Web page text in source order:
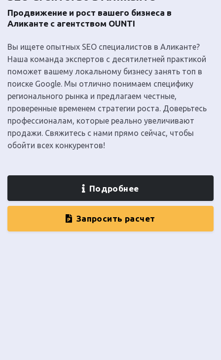
Продвижение и рост вашего бизнеса в
Аликанте с агентством OUNTI
Вы ищете опытных SEO специалистов в Аликанте?
Наша команда экспертов с десятилетней практикой
поможет вашему локальному бизнесу занять топ в
поиске Google. Мы отлично понимаем специфику
регионального рынка и предлагаем честные,
проверенные временем стратегии роста. Доверьтесь
профессионалам, которые реально увеличивают
продажи. Свяжитесь с нами прямо сейчас, чтобы
обойти всех конкурентов!
Подробнее
Запросить расчет